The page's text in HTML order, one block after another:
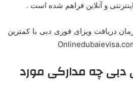
و آنلاین فراهم شده است .
دریافت ویزای فوری دبی با کمترین
دبی چه مدارکی مورد